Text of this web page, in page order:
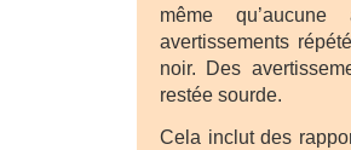
même
avertissements
noir. Des
restée sourde.
Cela inclut des